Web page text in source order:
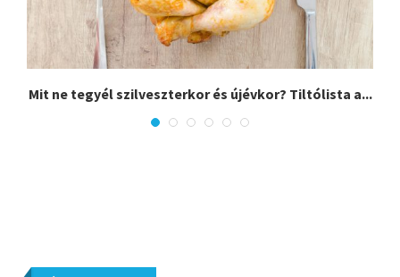
Mit ne tegyél szilveszterkor és újévkor? Tiltólista a...